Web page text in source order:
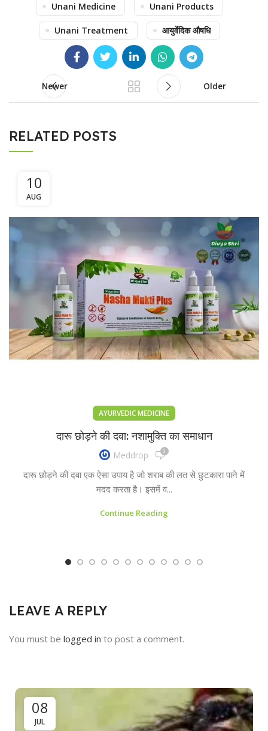
Unani Medicine Unani Products
Unani Treatment आयुर्वेदिक औषधि
Newer Older
RELATED POSTS
10
AUG
AYURVEDIC MEDICINE
दारू छोड़ने की दवा: नशामुक्ति का समाधान
Meddrop 0
दारू छोड़ने की दवा एक ऐसा उपाय है जो शराब की लत से छुटकारा पाने में
मदद करता है। इसमें व...
Continue Reading
LEAVE A REPLY
You must be logged in to post a comment.
08
JUL